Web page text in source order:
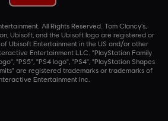
All Rights Reserved. Tom Clancy’s,
Ubisoft, and the Ubisoft logo are registered or
Ubisoft Entertainment in the US and/or other
Entertainment LLC. "PlayStation Family
"PS5", "PS4 logo", "PS4", "PlayStation Shapes
are registered trademarks or trademarks of
Entertainment Inc.